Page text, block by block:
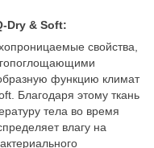
Dry & Soft:
свойства,
функцию климат
Благодаря этому ткань
тела во время
влагу на